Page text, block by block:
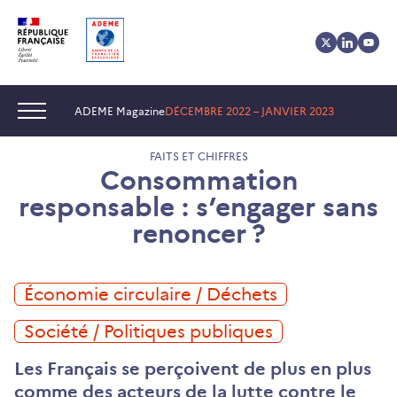
au
contenu
au
menu
des
cookies
Navigation :ADEME MagazineDÉCEMBRE 2022 – JANVIER 2023
FAITS ET CHIFFRES
Consommation
responsable : s’engager sans
renoncer ?
Économie circulaire / Déchets
Société / Politiques publiques
Les Français se perçoivent de plus en plus
comme des acteurs de la lutte contre le